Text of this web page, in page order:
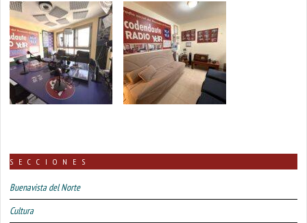
SECCIONES
Buenavista del Norte
Cultura